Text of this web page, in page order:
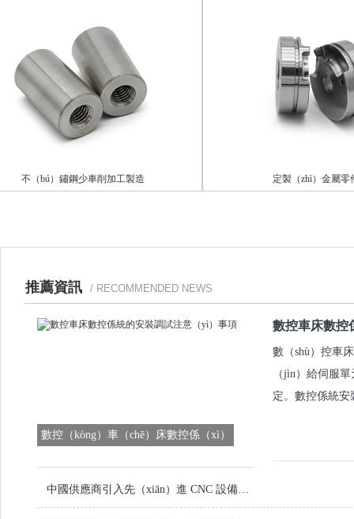
不（bú）鏽鋼少車削加工製造 定製（zhì）金屬零件組
推薦資訊 / RECOMMENDED NEWS
數控（kòng）車（chē）床數控係（xì）
數控車床數控
數（shù）控車
（jìn）給伺服
定。數控係統安
中國供應商引入先（xiān）進 CNC 設備，提升定製金屬零件品質